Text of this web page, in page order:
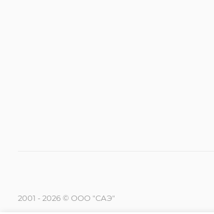
2001 - 2026 © ООО "САЭ"